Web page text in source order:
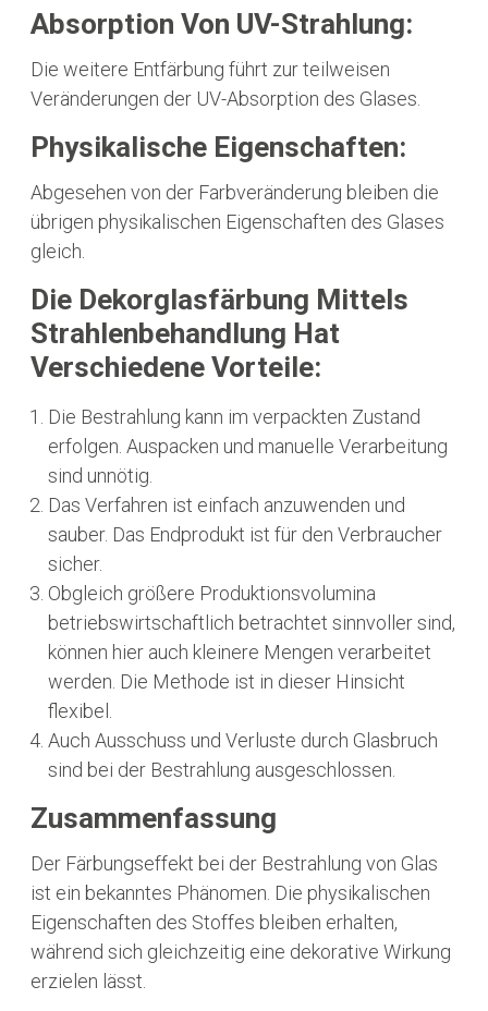
Absorption Von UV-Strahlung:
Die weitere Entfärbung führt zur teilweisen
Veränderungen der UV-Absorption des Glases.
Physikalische Eigenschaften:
Abgesehen von der Farbveränderung bleiben die
übrigen physikalischen Eigenschaften des Glases
gleich.
Die Dekorglasfärbung Mittels
Strahlenbehandlung Hat
Verschiedene Vorteile:
Die Bestrahlung kann im verpackten Zustand
erfolgen. Auspacken und manuelle Verarbeitung
sind unnötig.
Das Verfahren ist einfach anzuwenden und
sauber. Das Endprodukt ist für den Verbraucher
sicher.
Obgleich größere Produktionsvolumina
betriebswirtschaftlich betrachtet sinnvoller sind,
können hier auch kleinere Mengen verarbeitet
werden. Die Methode ist in dieser Hinsicht
flexibel.
Auch Ausschuss und Verluste durch Glasbruch
sind bei der Bestrahlung ausgeschlossen.
Zusammenfassung
Der Färbungseffekt bei der Bestrahlung von Glas
ist ein bekanntes Phänomen. Die physikalischen
Eigenschaften des Stoffes bleiben erhalten,
während sich gleichzeitig eine dekorative Wirkung
erzielen lässt.